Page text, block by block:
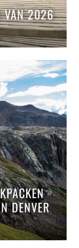
VAN 2026
DENVER